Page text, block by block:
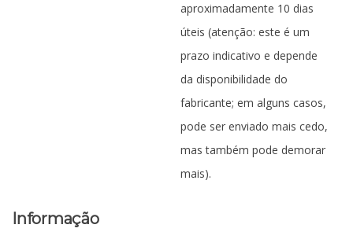
aproximadamente 10 dias
úteis (atenção: este é um
prazo indicativo e depende
da disponibilidade do
fabricante; em alguns casos,
pode ser enviado mais cedo,
mas também pode demorar
mais).
Informação